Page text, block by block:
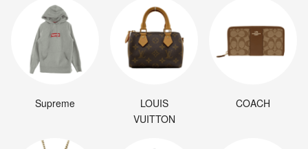
Supreme
LOUIS
VUITTON
COACH